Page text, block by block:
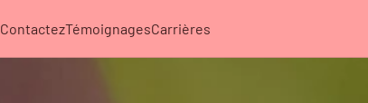
ContactezTémoignagesCarrières